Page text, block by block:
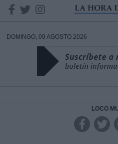
DOMINGO, 09 AGOSTO 2026
LOCO
DATOS
Responsable: